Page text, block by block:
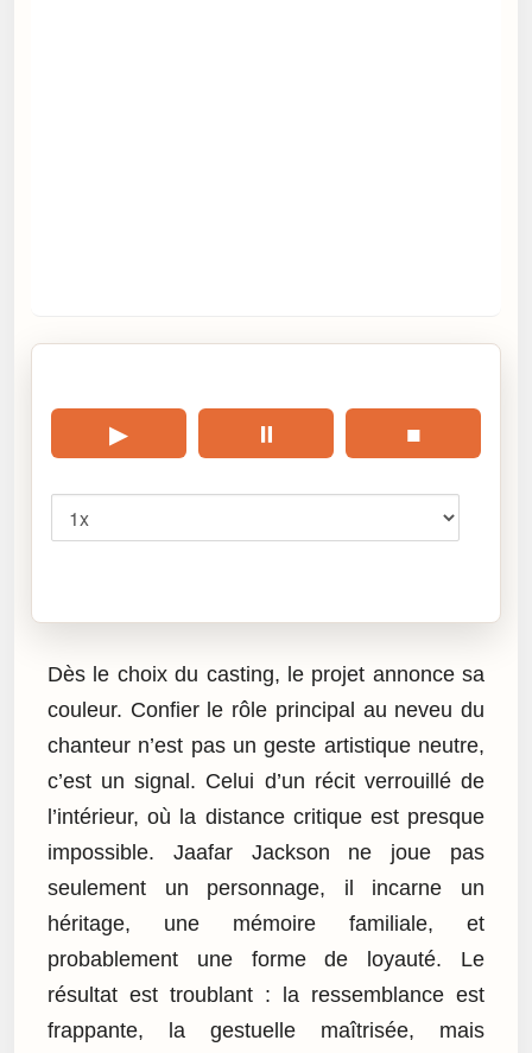
▶ ⏸ ■
Dès le choix du casting, le projet annonce sa
couleur. Confier le rôle principal au neveu du
chanteur n’est pas un geste artistique neutre,
c’est un signal. Celui d’un récit verrouillé de
l’intérieur, où la distance critique est presque
impossible. Jaafar Jackson ne joue pas
seulement un personnage, il incarne un
héritage, une mémoire familiale, et
probablement une forme de loyauté. Le
résultat est troublant : la ressemblance est
frappante, la gestuelle maîtrisée, mais